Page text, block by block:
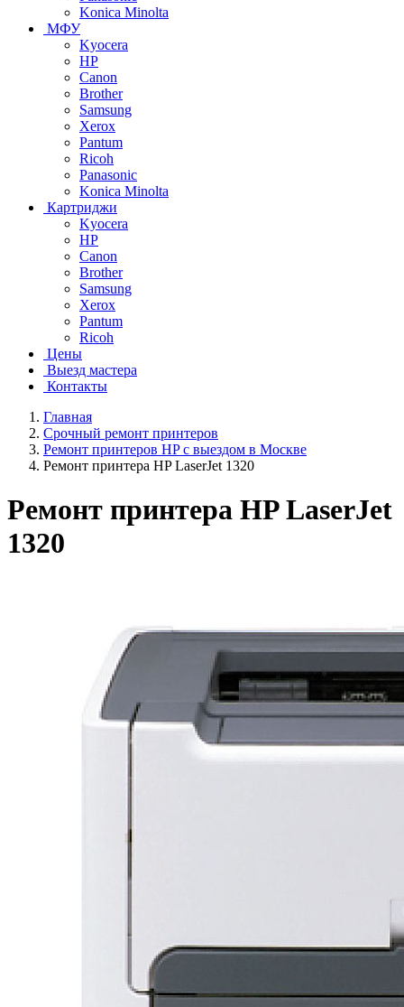
Konica Minolta
МФУ
Kyocera
HP
Canon
Brother
Samsung
Xerox
Pantum
Ricoh
Panasonic
Konica Minolta
Картриджи
Kyocera
HP
Canon
Brother
Samsung
Xerox
Pantum
Ricoh
Цены
Выезд мастера
Контакты
Главная
Срочный ремонт принтеров
Ремонт принтеров HP с выездом в Москве
Ремонт принтера HP LaserJet 1320
Ремонт принтера HP LaserJet
1320